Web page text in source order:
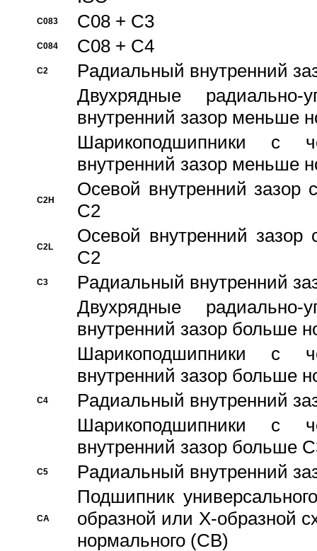
C083 C08 + C3
C084 C08 + C4
C2
Pадиальный внутренний
Двухрядные радиально-
внутренний зазор меньше
Шарикоподшипники с
внутренний зазор меньше
C2H
Осевой внутренний зазор
C2
C2L
Осевой внутренний зазор
C2
C3
Pадиальный внутренний
Двухрядные радиально-
внутренний зазор больше
Шарикоподшипники с
внутренний зазор больше
C4
Pадиальный внутренний
Шарикоподшипники с
внутренний зазор больше
C5 Pадиальный внутренний
CA
Подшипник
образной или Х-образной
нормального (CB)